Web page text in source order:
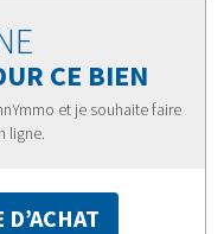
CE BIEN
et je souhaite faire
ligne.